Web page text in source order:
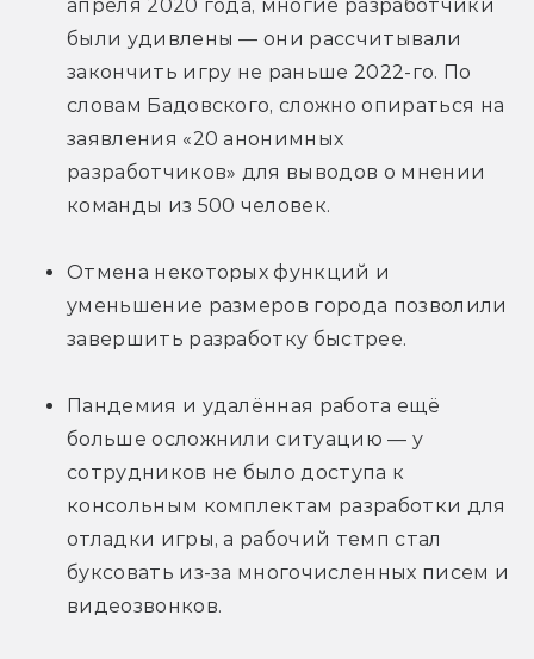
апреля 2020 года, многие разработчики
были удивлены — они рассчитывали
закончить игру не раньше 2022-го. По
словам Бадовского, сложно опираться на
заявления «20 анонимных
разработчиков» для выводов о мнении
команды из 500 человек.
Отмена некоторых функций и
уменьшение размеров города позволили
завершить разработку быстрее.
Пандемия и удалённая работа ещё
больше осложнили ситуацию — у
сотрудников не было доступа к
консольным комплектам разработки для
отладки игры, а рабочий темп стал
буксовать из-за многочисленных писем и
видеозвонков.